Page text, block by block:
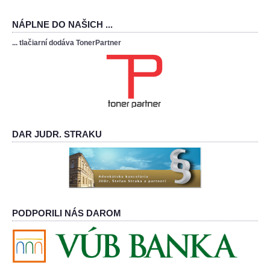
NÁPLNE DO NAŠICH ...
... tlačiarní dodáva TonerPartner
DAR JUDR. STRAKU
PODPORILI NÁS DAROM